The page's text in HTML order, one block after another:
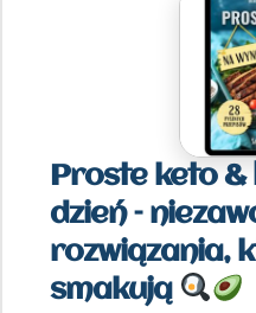
Proste keto
dzień –
rozwiązania,
smakują